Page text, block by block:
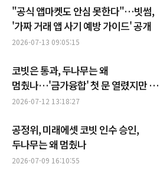
"공식 앱마켓도 안심 못한다"…빗썸,
'가짜 거래 앱 사기 예방 가이드' 공개
2026-07-13 09:05:15
코빗은 통과, 두나무는 왜
멈췄나…'금가융합' 첫 문 열렸지만 셈법
달랐다
2026-07-12 13:18:27
공정위, 미래에셋 코빗 인수 승인,
두나무는 왜 멈췄나
2026-07-09 16:10:55